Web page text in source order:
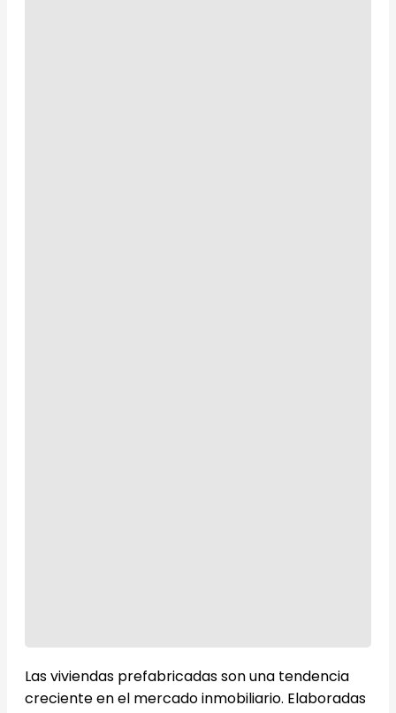
Las viviendas prefabricadas son una tendencia
creciente en el mercado inmobiliario. Elaboradas